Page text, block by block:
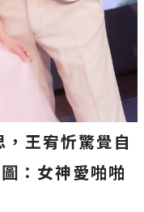
王宥忻驚覺自
：女神愛啪啪